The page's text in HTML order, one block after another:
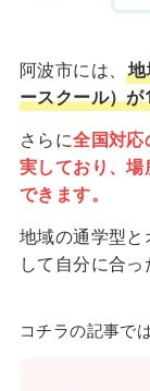
阿波市には、
ースクール）が
さらに全国対応
実しており、
できます。
地域の通学型
して自分に合っ
コチラの記事では